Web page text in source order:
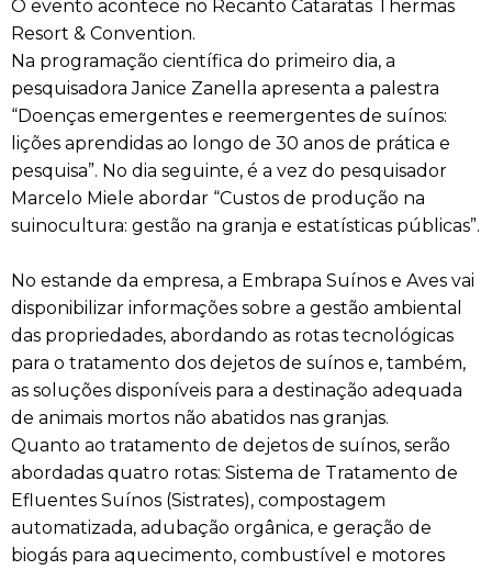
O evento acontece no Recanto Cataratas Thermas
Resort & Convention.
Na programação científica do primeiro dia, a
pesquisadora Janice Zanella apresenta a palestra
“Doenças emergentes e reemergentes de suínos:
lições aprendidas ao longo de 30 anos de prática e
pesquisa”. No dia seguinte, é a vez do pesquisador
Marcelo Miele abordar “Custos de produção na
suinocultura: gestão na granja e estatísticas públicas”.
No estande da empresa, a Embrapa Suínos e Aves vai
disponibilizar informações sobre a gestão ambiental
das propriedades, abordando as rotas tecnológicas
para o tratamento dos dejetos de suínos e, também,
as soluções disponíveis para a destinação adequada
de animais mortos não abatidos nas granjas.
Quanto ao tratamento de dejetos de suínos, serão
abordadas quatro rotas: Sistema de Tratamento de
Efluentes Suínos (Sistrates), compostagem
automatizada, adubação orgânica, e geração de
biogás para aquecimento, combustível e motores